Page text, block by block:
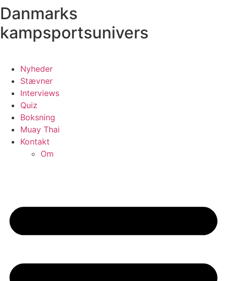
Videre
til
indhold
Danmarks
kampsportsunivers
Nyheder
Stævner
Interviews
Quiz
Boksning
Muay Thai
Kontakt
Om